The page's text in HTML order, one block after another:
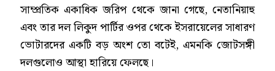
সাম্প্রতিক একাধিক জরিপ থেকে জানা গেছে, নেতানিয়াহু
এবং তার দল লিকুদ পার্টির ওপর থেকে ইসরায়েলের সাধারণ
ভোটারদের একটি বড় অংশ তো বটেই, এমনকি জোটসঙ্গী
দলগুলোও আস্থা হারিয়ে ফেলছে।